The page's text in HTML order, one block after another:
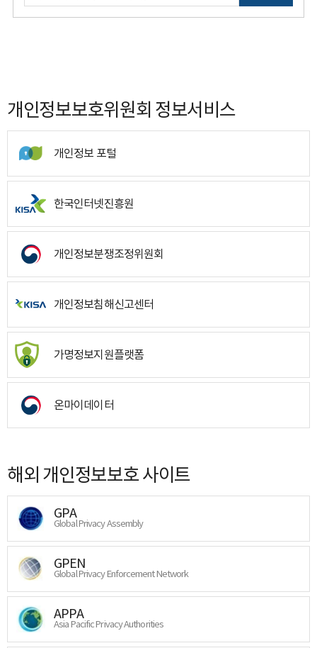
개인정보보호위원회 정보서비스
개인정보 포털
한국인터넷진흥원
개인정보분쟁조정위원회
개인정보침해신고센터
가명정보지원플랫폼
온마이데이터
해외 개인정보보호 사이트
GPA
Global Privacy Assembly
GPEN
Global Privacy Enforcement Network
APPA
Asia Pacific Privacy Authorities